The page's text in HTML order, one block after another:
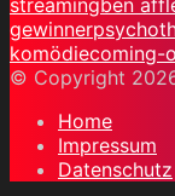
gewinner
komödiecoming-
© Copyright
Home
Impressum
Datenschutz